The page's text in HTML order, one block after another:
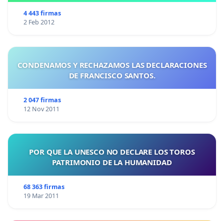
4 443 firmas
2 Feb 2012
CONDENAMOS Y RECHAZAMOS LAS DECLARACIONES
DE FRANCISCO SANTOS.
2 047 firmas
12 Nov 2011
POR QUE LA UNESCO NO DECLARE LOS TOROS
PATRIMONIO DE LA HUMANIDAD
68 363 firmas
19 Mar 2011